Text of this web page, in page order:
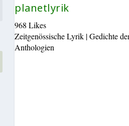
planetlyrik
968 Likes
Zeitgenössische Lyrik | Gedichte
Anthologien